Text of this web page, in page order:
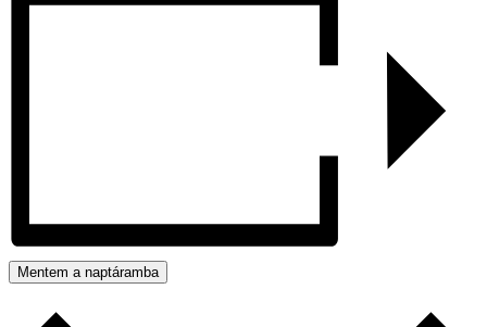
Mentem a naptáramba